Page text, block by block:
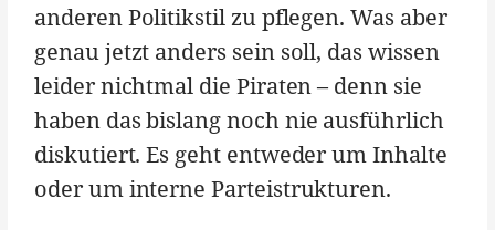
anderen Politikstil zu pflegen. Was aber
genau jetzt anders sein soll, das wissen
leider nichtmal die Piraten – denn sie
haben das bislang noch nie ausführlich
diskutiert. Es geht entweder um Inhalte
oder um interne Parteistrukturen.